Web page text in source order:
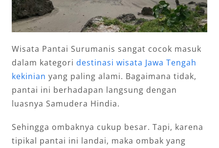
Wisata Pantai Surumanis sangat cocok masuk
dalam kategori destinasi wisata Jawa Tengah
kekinian yang paling alami. Bagaimana tidak,
pantai ini berhadapan langsung dengan
luasnya Samudera Hindia.
Sehingga ombaknya cukup besar. Tapi, karena
tipikal pantai ini landai, maka ombak yang